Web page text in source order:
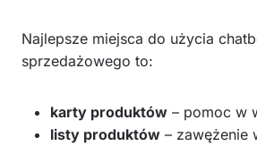
Najlepsze miejsca do użycia
sprzedażowego to:
karty produktów – pomoc w
listy produktów – zawężenie